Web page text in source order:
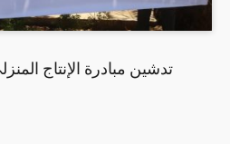
تدشين مبادرة الإنتاج